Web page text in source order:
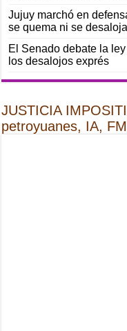
Jujuy marchó en
se quema ni se
El Senado debate la
los desalojos exprés
JUSTICIA
petroyuanes, IA,